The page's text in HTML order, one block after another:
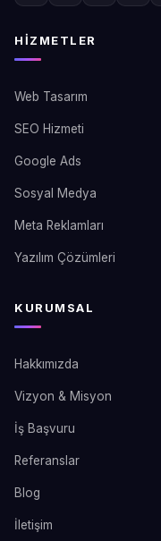
HIZMETLER
Web Tasarım
SEO Hizmeti
Google Ads
Sosyal Medya
Meta Reklamları
Yazılım Çözümleri
KURUMSAL
Hakkımızda
Vizyon & Misyon
İş Başvuru
Referanslar
Blog
İletişim